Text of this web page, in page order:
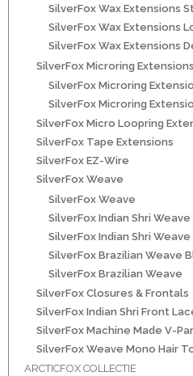
SilverFox Wax Extensions
SilverFox Wax Extensions
SilverFox Wax Extensions
SilverFox Microring Extensions
SilverFox Microring
SilverFox Microring
SilverFox Micro Loopring
SilverFox Tape Extensions
SilverFox EZ-Wire
SilverFox Weave
SilverFox Weave
SilverFox Indian Shri Weave
SilverFox Indian Shri
SilverFox Brazilian Weave
SilverFox Brazilian Weave
SilverFox Closures & Frontals
SilverFox Indian Shri Front
SilverFox Machine Made V-
SilverFox Weave Mono Hair
ARCTICFOX COLLECTIE